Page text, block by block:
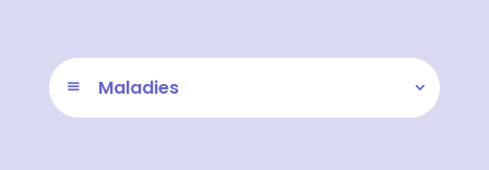
Maladies